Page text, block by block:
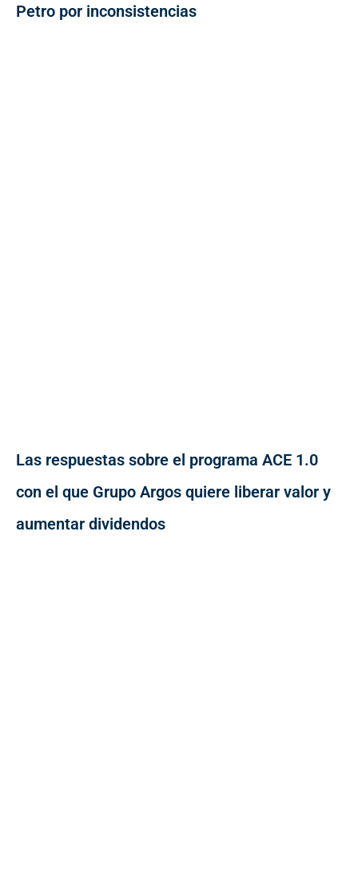
Petro por inconsistencias
Las respuestas sobre el programa ACE 1.0
con el que Grupo Argos quiere liberar valor y
aumentar dividendos